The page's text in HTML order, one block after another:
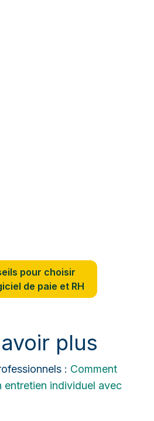
pour choisir
de paie et RH
plus
: Comment
entretien individuel avec